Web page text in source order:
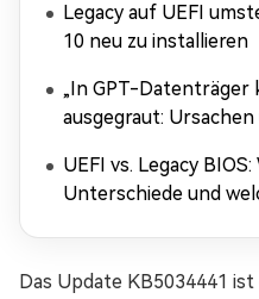
Legacy auf UEFI
10 neu zu installieren
„In GPT-Datenträger
ausgegraut:
UEFI vs. Legacy BIOS:
Unterschiede und
Das Update KB5034441